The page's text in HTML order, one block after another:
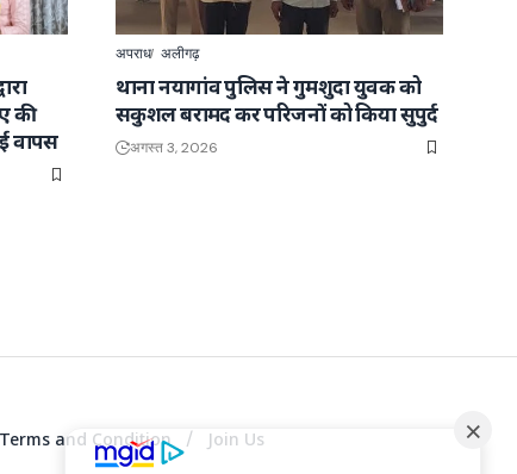
की
वापस
अपराध अलीगढ़
थाना नयागांव पुलिस ने गुमशुदा युवक को
सकुशल बरामद कर परिजनों को किया सुपुर्द
अगस्त 3, 2026
Terms and Condition Join Us